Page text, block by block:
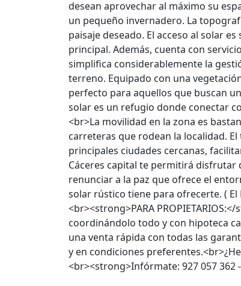
desean aprovechar al máximo su
un pequeño invernadero. La
paisaje deseado. El acceso al solar
principal. Además, cuenta con
simplifica considerablemente la
terreno. Equipado con una
perfecto para aquellos que buscan
solar es un refugio donde conectar
<br>La movilidad en la zona es
carreteras que rodean la localidad.
principales ciudades cercanas,
Cáceres capital te permitirá
renunciar a la paz que ofrece el
solar rústico tiene para ofrecerte. (
<br><strong>PARA
coordinándolo todo y con hipoteca
una venta rápida con todas las
y en condiciones
<br><strong>Infórmate: 927 057